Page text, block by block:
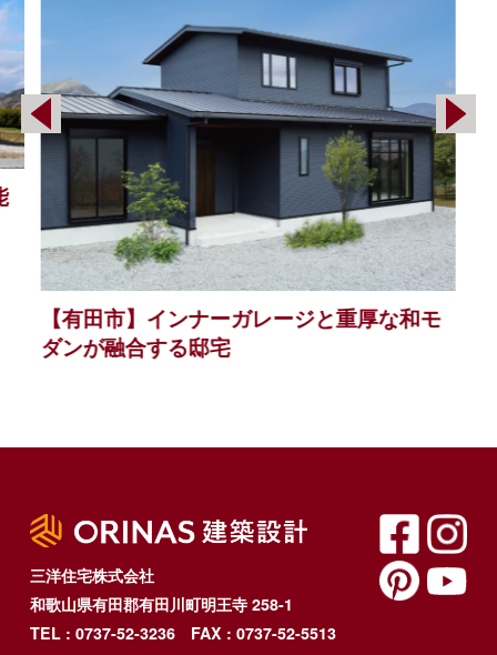
【有田市】インナーガレージと重厚な和モ
ダンが融合する邸宅
三洋住宅株式会社
和歌山県有田郡有田川町明王寺 258-1
TEL : 0737-52-3236FAX : 0737-52-5513